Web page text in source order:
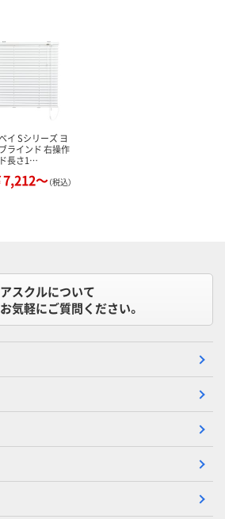
イ Sシリーズ ヨ
ラインド 右操作
長さ1…
7,212～（税込）
アスクルについて
お気軽にご質問ください。